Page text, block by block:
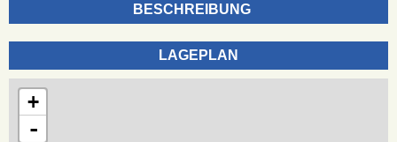
BESCHREIBUNG
LAGEPLAN
+
-